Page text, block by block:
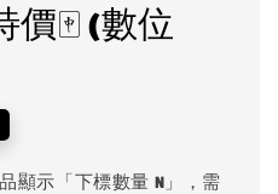
價🀄 (數位
顯示「下標數量 N」，需